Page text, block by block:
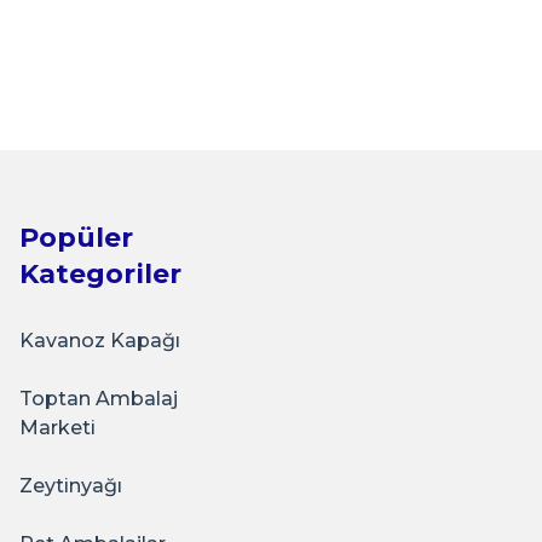
Stokta Yok
Popüler
Kategoriler
Kavanoz Kapağı
Toptan Ambalaj
Marketi
Zeytinyağı